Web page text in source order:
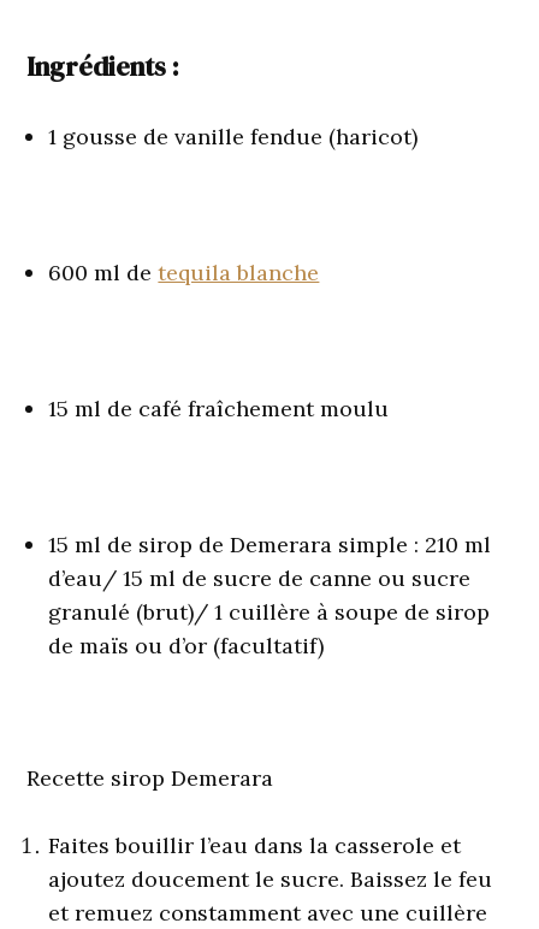
Ingrédients :
1 gousse de vanille fendue (haricot)
600 ml detequila blanche
15 ml de café fraîchement moulu
15 ml de sirop de Demerara simple : 210 ml
d’eau/ 15 ml de sucre de canne ou sucre
granulé (brut)/ 1 cuillère à soupe de sirop
de maïs ou d’or (facultatif)
Recette sirop Demerara
Faites bouillir l’eau dans la casserole et
ajoutez doucement le sucre. Baissez le feu
et remuez constamment avec une cuillère